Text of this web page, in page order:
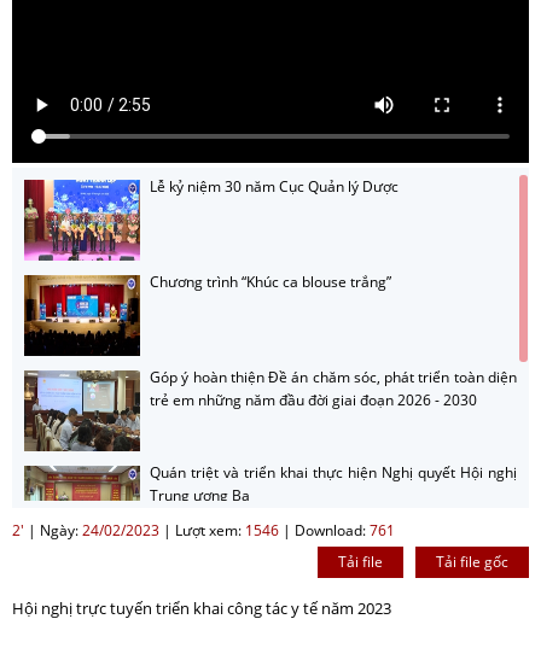
Lễ kỷ niệm 30 năm Cục Quản lý Dược
Chương trình “Khúc ca blouse trắng”
Góp ý hoàn thiện Đề án chăm sóc, phát triển toàn diện
trẻ em những năm đầu đời giai đoạn 2026 - 2030
Quán triệt và triển khai thực hiện Nghị quyết Hội nghị
Trung ương Ba
Hướng dẫn nộp sản phẩm cuộc thi sản phẩm phát
phòng bệnh năm 2026
2' | Ngày:24/02/2023 | Lượt xem: 1546 | Download:761
Tải file gốc
Tải file
Hội nghị trực tuyến triển khai công tác y tế năm 2023